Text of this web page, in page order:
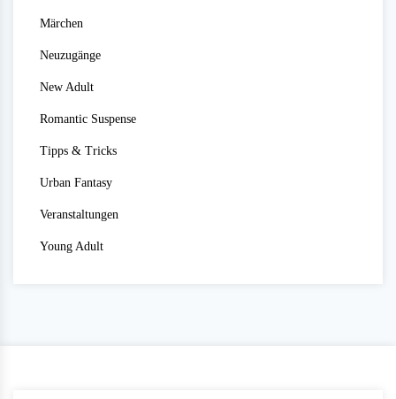
Märchen
Neuzugänge
New Adult
Romantic Suspense
Tipps & Tricks
Urban Fantasy
Veranstaltungen
Young Adult